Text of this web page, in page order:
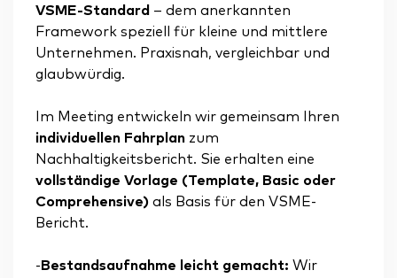
VSME-Standard – dem anerkannten
Framework speziell für kleine und mittlere
Unternehmen. Praxisnah, vergleichbar und
glaubwürdig.
Im Meeting entwickeln wir gemeinsam Ihren
individuellen Fahrplan zum
Nachhaltigkeitsbericht. Sie erhalten eine
vollständige Vorlage (Template, Basic oder
Comprehensive) als Basis für den VSME-
Bericht.
- Bestandsaufnahme leicht gemacht: Wir